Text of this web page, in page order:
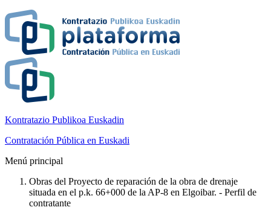
Kontratazio Publikoa Euskadin
Contratación Pública en Euskadi
Menú principal
Obras del Proyecto de reparación de la obra de drenaje
situada en el p.k. 66+000 de la AP-8 en Elgoibar. - Perfil de
contratante